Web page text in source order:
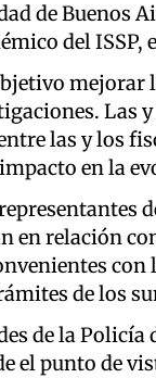
de Buenos
del ISSP,
mejorar
Las
las y los
en la
en relación
con
de los
de la
el punto de